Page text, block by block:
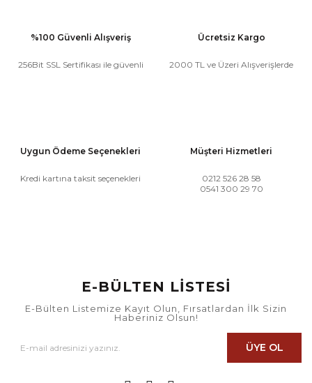
%100 Güvenli Alışveriş
256Bit SSL Sertifikası ile güvenli
Ücretsiz Kargo
2000 TL ve Üzeri Alışverişlerde
Uygun Ödeme Seçenekleri
Kredi kartına taksit seçenekleri
Müşteri Hizmetleri
0212 526 28 58
0541 300 29 70
E-BÜLTEN LİSTESİ
E-Bülten Listemize Kayıt Olun, Fırsatlardan İlk Sizin
Haberiniz Olsun!
ÜYE OL